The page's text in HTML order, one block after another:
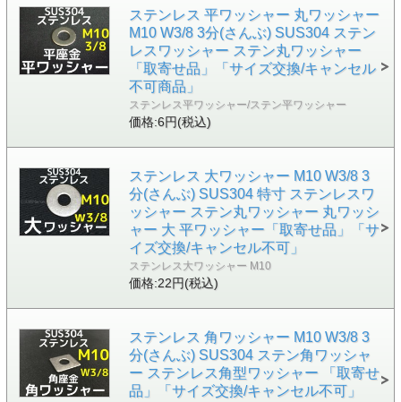
ステンレス 平ワッシャー 丸ワッシャー
M10 W3/8 3分(さんぶ) SUS304 ステン
レスワッシャー ステン丸ワッシャー
「取寄せ品」「サイズ交換/キャンセル
不可商品」
ステンレス平ワッシャー/ステン平ワッシャー
価格:6円(税込)
ステンレス 大ワッシャー M10 W3/8 3
分(さんぶ) SUS304 特寸 ステンレスワ
ッシャー ステン丸ワッシャー 丸ワッシ
ャー 大 平ワッシャー「取寄せ品」「サ
イズ交換/キャンセル不可」
ステンレス大ワッシャー M10
価格:22円(税込)
ステンレス 角ワッシャー M10 W3/8 3
分(さんぶ) SUS304 ステン角ワッシャ
ー ステンレス角型ワッシャー 「取寄せ
品」「サイズ交換/キャンセル不可」